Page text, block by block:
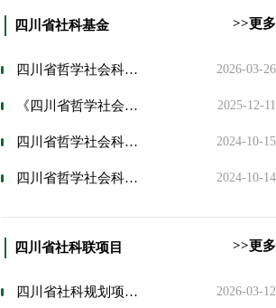
四川省社科基金 >>更多
2026-03-26
四川省哲学社会科学基金项目结项说明及相关材料
2025-12-11
《四川省哲学社会科学基金管理办法(试行)》
2024-10-15
四川省哲学社会科学基金项目立项说明及相关材料
2024-10-14
四川省哲学社会科学基金项目资金管理办法
四川省社科联项目 >>更多
2026-03-12
四川省社科规划项目鉴定结项工作指南（新）